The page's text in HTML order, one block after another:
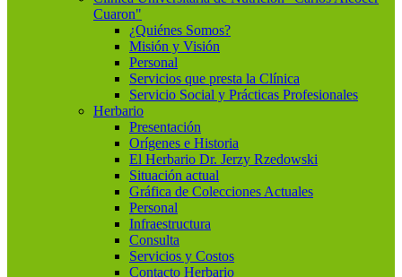
Cuaron"
¿Quiénes Somos?
Misión y Visión
Personal
Servicios que presta la Clínica
Servicio Social y Prácticas Profesionales
Herbario
Presentación
Orígenes e Historia
El Herbario Dr. Jerzy Rzedowski
Situación actual
Gráfica de Colecciones Actuales
Personal
Infraestructura
Consulta
Servicios y Costos
Contacto Herbario